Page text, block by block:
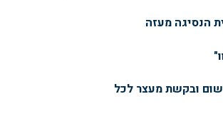
הנסיגה מעזה
ובקשת מעצר לכל